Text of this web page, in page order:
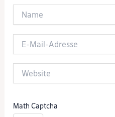
Mail-
Math Captcha